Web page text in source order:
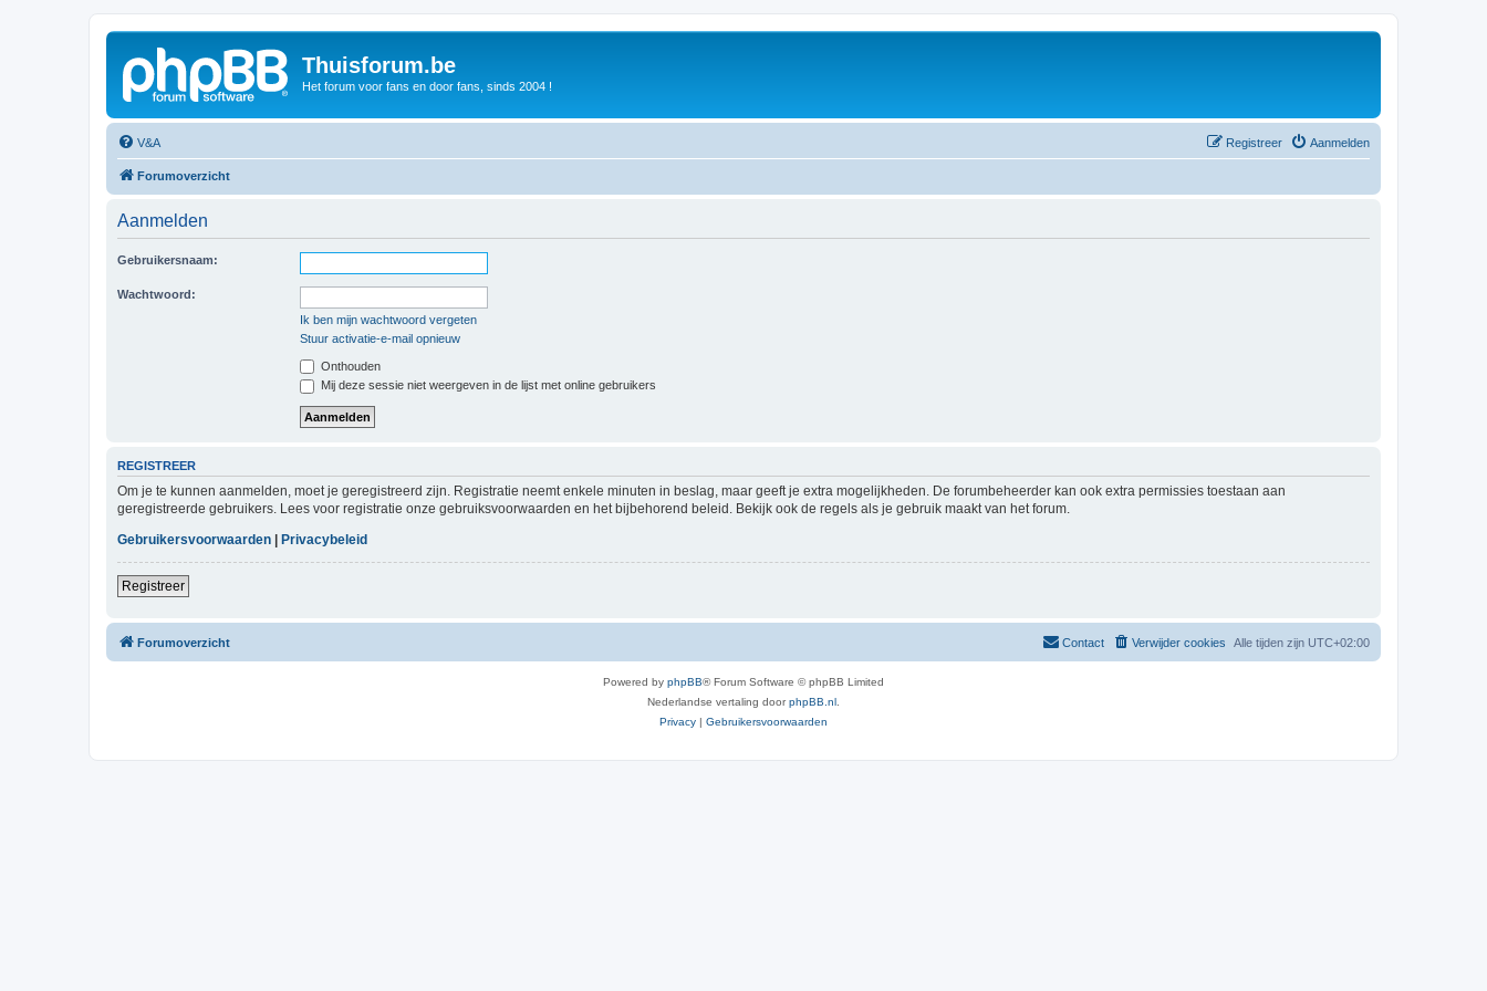
Thuisforum.be
Het forum voor fans en door fans, sinds 2004 !
V&A Aanmelden
Registreer
Forumoverzicht
Aanmelden
Gebruikersnaam:
Wachtwoord:
Ik ben mijn wachtwoord vergeten
Stuur activatie-e-mail opnieuw
Onthouden
Mij deze sessie niet weergeven in de lijst met online gebruikers
REGISTREER
Om je te kunnen aanmelden, moet je geregistreerd zijn. Registratie neemt enkele minuten in beslag, maar geeft je extra mogelijkheden. De forumbeheerder kan ook extra permissies toestaan aan
geregistreerde gebruikers. Lees voor registratie onze gebruiksvoorwaarden en het bijbehorend beleid. Bekijk ook de regels als je gebruik maakt van het forum.
Gebruikersvoorwaarden
Privacybeleid
Registreer
Forumoverzicht Alle tijden zijn UTC+02:00
Verwijder cookies
Contact
Powered by phpBB® Forum Software © phpBB Limited
Nederlandse vertaling doorphpBB.nl.
Privacy | Gebruikersvoorwaarden